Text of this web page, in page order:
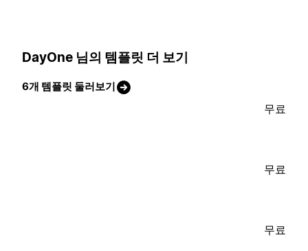
DayOne 님의 템플릿 더 보기
6개 템플릿 둘러보기
무료
무료
무료